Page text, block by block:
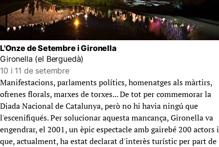
L'Onze de Setembre i Gironella
Gironella (el Berguedà)
10 i 11 de setembre
Manifestacions, parlaments polítics, homenatges als màrtirs,
ofrenes florals, marxes de torxes... De tot per commemorar la
Diada Nacional de Catalunya, però no hi havia ningú que
l'escenifiqués. Per solucionar aquesta mancança, Gironella va
engendrar, el 2001, un èpic espectacle amb gairebé 200 actors i
que, actualment, ha estat declarat d'interès turístic per part de